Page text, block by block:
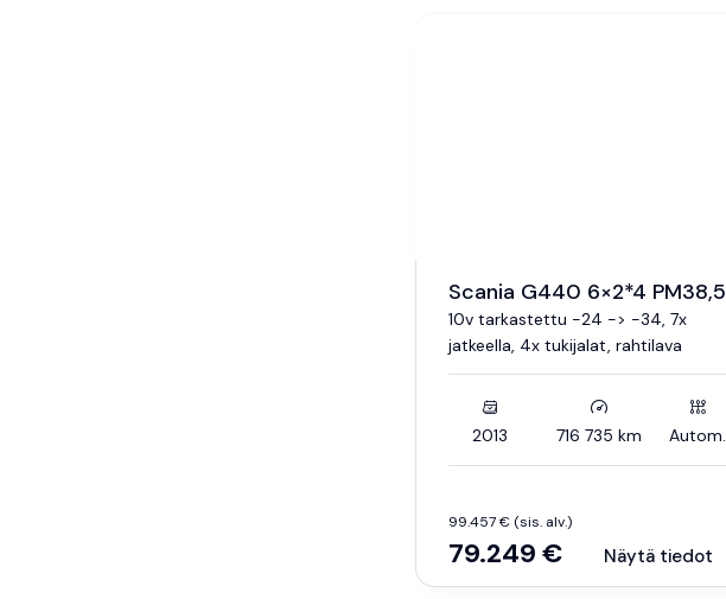
Scania G440 6×2*4 PM38,5
10v tarkastettu -24 -> -34, 7x
jatkeella, 4x tukijalat, rahtilava
2013 716 735 km Autom.
99.457 € (sis. alv.)
79.249 € Näytä tiedot